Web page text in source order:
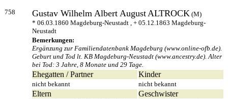
758 Gustav Wilhelm Albert AugustALTROCK (M)
* 06.03.1860 Magdeburg-Neustadt , + 05.12.1863 Magdeburg-
Neustadt
Bemerkungen:
Ergänzung zur Familiendatenbank Magdeburg (www.online-ofb.de).
Geburt und Tod lt. KB Magdeburg-Neustadt (www.ancestry.de). Alter
bei Tod: 3 Jahre, 8 Monate und 29 Tage.
Ehegatten / Partner Kinder
nicht bekannt nicht bekannt
Eltern Geschwister